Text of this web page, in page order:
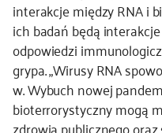
interakcje między RNA i
ich badań będą
odpowiedzi
grypa. „Wirusy RNA
w. Wybuch nowej
bioterrorystyczny mogą